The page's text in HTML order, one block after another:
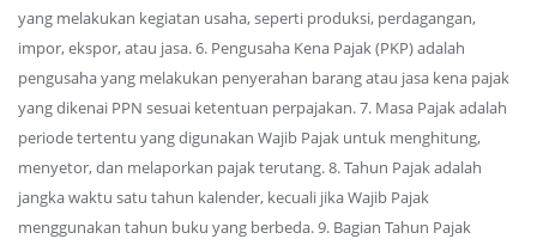
yang melakukan kegiatan usaha, seperti produksi, perdagangan,
impor, ekspor, atau jasa. 6. Pengusaha Kena Pajak (PKP) adalah
pengusaha yang melakukan penyerahan barang atau jasa kena pajak
yang dikenai PPN sesuai ketentuan perpajakan. 7. Masa Pajak adalah
periode tertentu yang digunakan Wajib Pajak untuk menghitung,
menyetor, dan melaporkan pajak terutang. 8. Tahun Pajak adalah
jangka waktu satu tahun kalender, kecuali jika Wajib Pajak
menggunakan tahun buku yang berbeda. 9. Bagian Tahun Pajak